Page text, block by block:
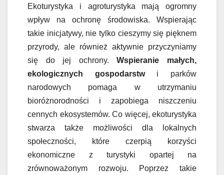
Ekoturystyka i agroturystyka mają ogromny
wpływ na ochronę środowiska. Wspierając
takie inicjatywy, nie tylko cieszymy się pięknem
przyrody, ale również aktywnie przyczyniamy
się do jej ochrony.Wspieranie małych,
ekologicznych gospodarstwi parków
narodowych pomaga w utrzymaniu
bioróżnorodności i zapobiega niszczeniu
cennych ekosystemów. Co więcej, ekoturystyka
stwarza także możliwości dla lokalnych
społeczności, które czerpią korzyści
ekonomiczne z turystyki opartej na
zrównoważonym rozwoju. Poprzez takie